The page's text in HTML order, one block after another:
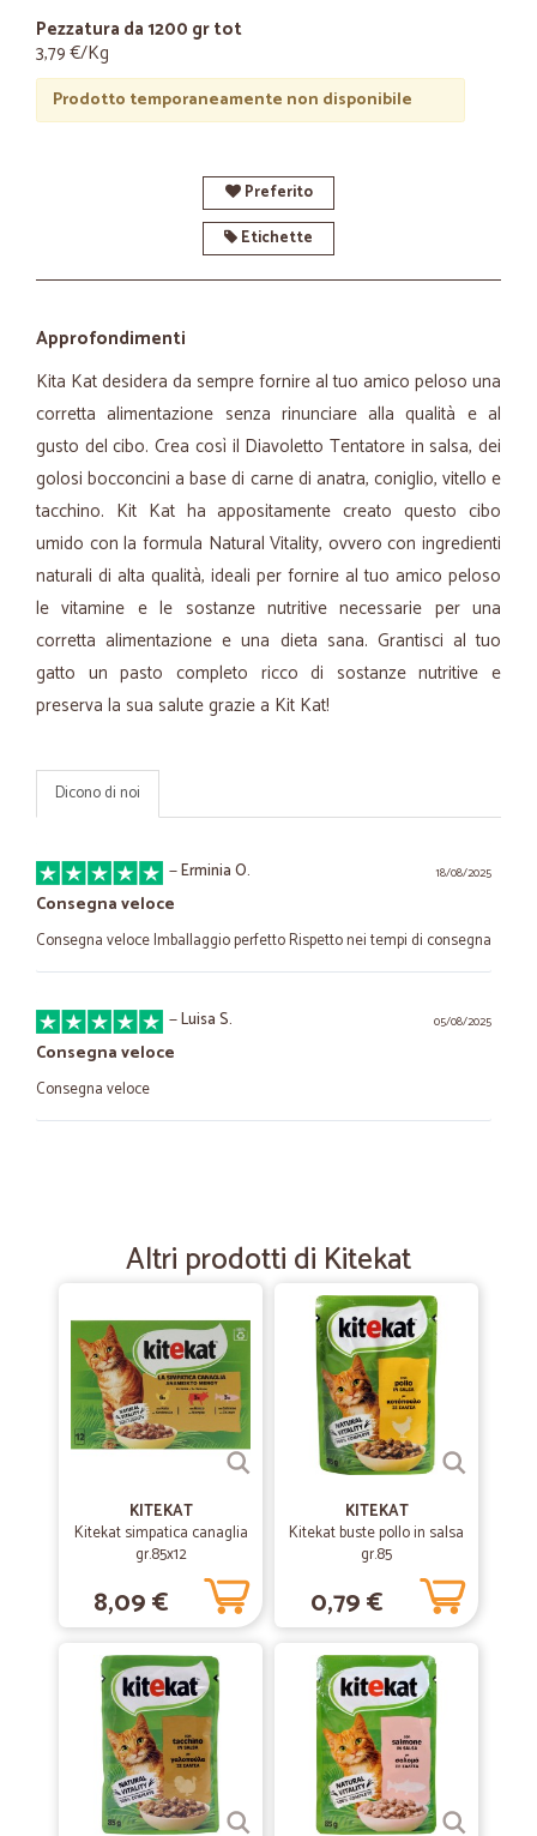
Pezzatura da 1200 gr tot
3,79 €/Kg
Prodotto temporaneamente non disponibile
Preferito
Etichette
Approfondimenti
Kita Kat desidera da sempre fornire al tuo amico peloso una
corretta alimentazione senza rinunciare alla qualità e al
gusto del cibo. Crea così il Diavoletto Tentatore in salsa, dei
golosi bocconcini a base di carne di anatra, coniglio, vitello e
tacchino. Kit Kat ha appositamente creato questo cibo
umido con la formula Natural Vitality, ovvero con ingredienti
naturali di alta qualità, ideali per fornire al tuo amico peloso
le vitamine e le sostanze nutritive necessarie per una
corretta alimentazione e una dieta sana. Grantisci al tuo
gatto un pasto completo ricco di sostanze nutritive e
preserva la sua salute grazie a Kit Kat!
Dicono di noi
18/08/2025
—Erminia O.
Consegna veloce
Consegna veloce Imballaggio perfetto Rispetto nei tempi di consegna
05/08/2025
—Luisa S.
Consegna veloce
Consegna veloce
—Desirè G.
Ottimo servizio
Ottimo servizio
20/12/2020
Patrizia G.
Servizio molto comodo
Sono soddisfatta e lo ritengo veramente comodo per chi , come me, è
costretto in casa. Arriva tutto dentro a degli scatoloni e viaggia con
mezzi refrigerati. Merce ottima. Ovviamente il giorno previsto per la
consegna bisogna passarlo in casa
—Francesco B.
LA MIA VALUTAZIONE E' 5 IL MASSIMO…
LA MIA VALUTAZIONE E' 5 IL MASSIMO SEMPRE PUNTUALI SEMPRE
CONSERVATA BENE REFRIGERATA E SOPRATUTTO MERCE
Altri prodotti di Kitekat
KITEKAT
Kitekat simpatica canaglia
gr.85x12
8,09 €
KITEKAT
Kitekat buste pollo in salsa
gr.85
0,79 €